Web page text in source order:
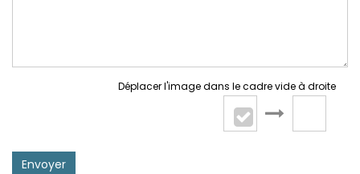
Déplacer l'image dans le cadre vide à droite
Envoyer